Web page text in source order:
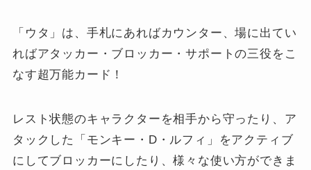
「ウタ」は、手札にあればカウンター、場に出てい
ればアタッカー・ブロッカー・サポートの三役をこ
なす超万能カード！
レスト状態のキャラクターを相手から守ったり、ア
タックした「モンキー・D・ルフィ」をアクティブ
にしてブロッカーにしたり、様々な使い方ができま